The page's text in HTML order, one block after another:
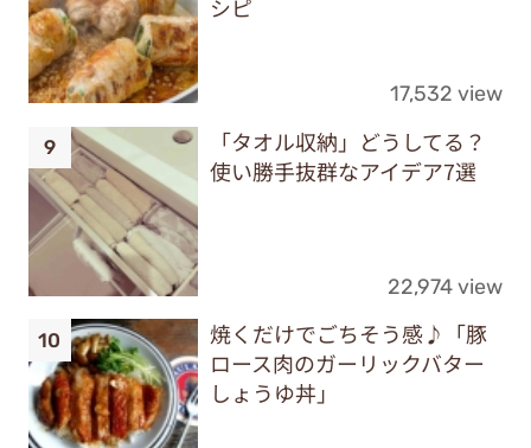
シピ
17,532 view
「タオル収納」どうしてる？
使い勝手抜群なアイデア7選
22,974 view
焼くだけでごちそう感♪「豚
ロース肉のガーリックバター
しょうゆ丼」